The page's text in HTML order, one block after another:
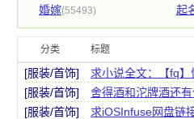
婚嫁(55493) 起
分类 标题
[服装/首饰]
求小说全文：【fq
[服装/首饰]
舍得酒和沱牌酒还有
[服装/首饰]
求iOSInfuse网盘链